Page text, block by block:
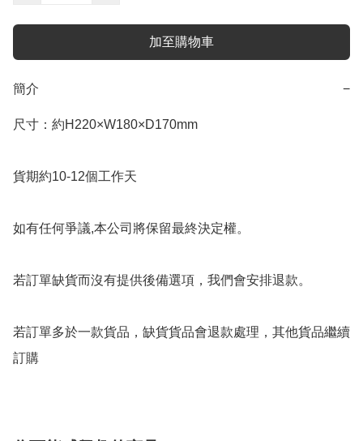
加至購物車
簡介 −
尺寸：約H220×W180×D170mm
貨期約10-12個工作天
如有任何爭議,本公司將保留最終決定權。
若訂單缺貨而沒有提供後備選項，我們會安排退款。
若訂單多於一款貨品，缺貨貨品會退款處理，其他貨品繼續